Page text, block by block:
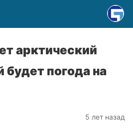
арктический
будет погода на
5 лет назад